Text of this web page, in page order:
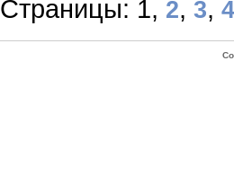
Страницы: 1, 2, 3, 4